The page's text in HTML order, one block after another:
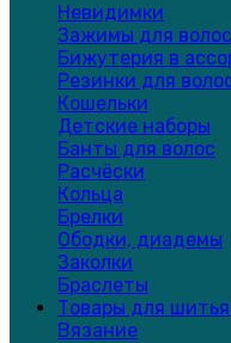
Невидимки
Зажимы для волос
Бижутерия в
Резинки для
Кошельки
Детские наборы
Банты для волос
Расчёски
Кольца
Брелки
Ободки, диадемы
Заколки
Браслеты
Товары для
Вязание